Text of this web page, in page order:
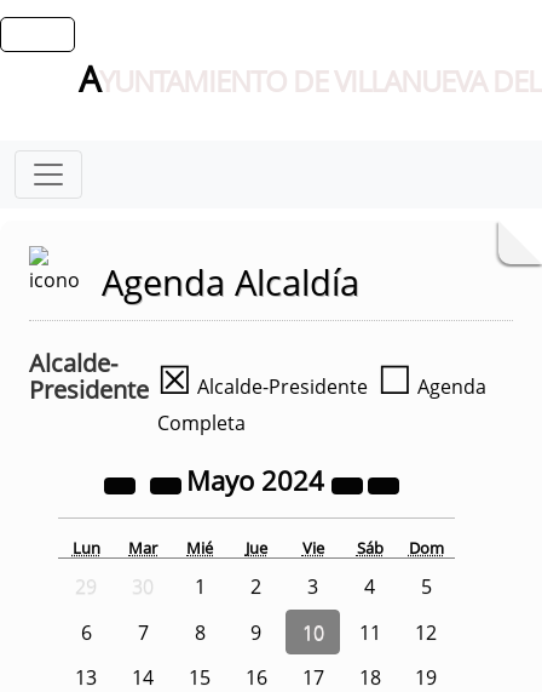
AYUNTAMIENTO DE VILLANUEVA
Agenda Alcaldía
Alcalde-
Presidente ☒ Alcalde-Presidente ☐ Agenda
Completa
Mayo 2024
Lun Mar Mié Jue Vie Sáb Dom
29 30 1 2 3 4
5
6
7 8 9 10 11
12
13
14 15 16 17 18
19